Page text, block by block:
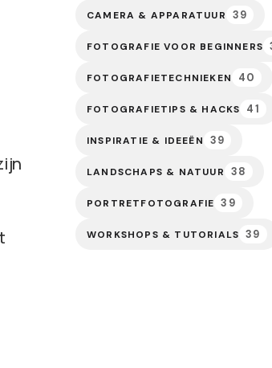
CAMERA & APPARATUUR 39
FOTOGRAFIE VOOR BEGINNERS
FOTOGRAFIETECHNIEKEN 40
FOTOGRAFIETIPS & HACKS 41
INSPIRATIE & IDEEËN 39
LANDSCHAPS & NATUUR 38
PORTRETFOTOGRAFIE 39
WORKSHOPS & TUTORIALS 39